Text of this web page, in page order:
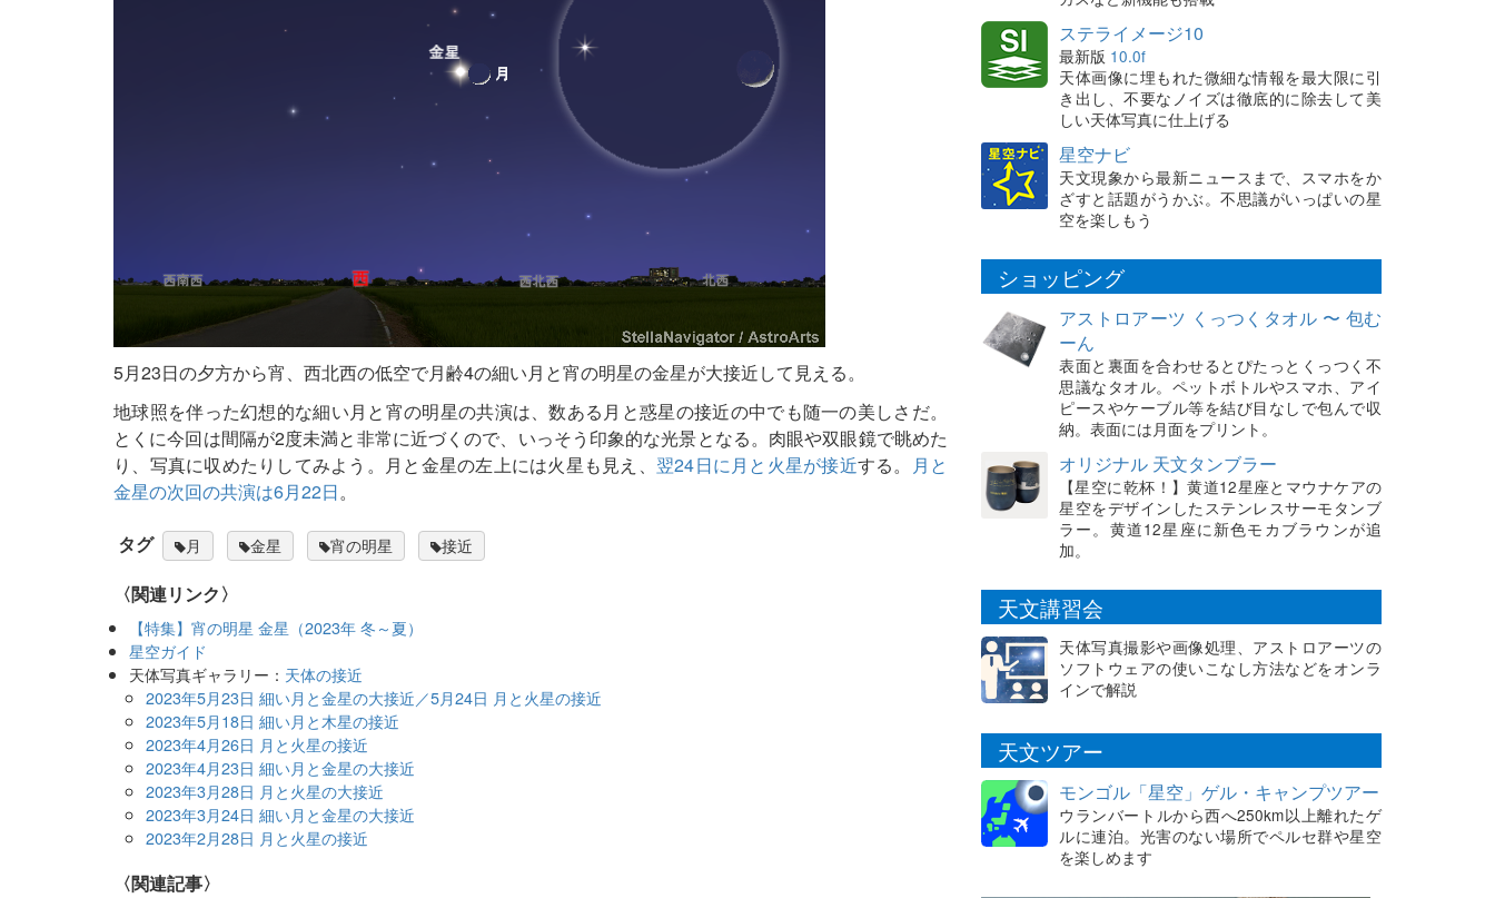
5月23日の夕方から宵、西北西の低空で月齢4の細い月と宵の明星の金星が大接近して見える。
地球照を伴った幻想的な細い月と宵の明星の共演は、数ある月と惑星の接近の中でも随一の美しさだ。
とくに今回は間隔が2度未満と非常に近づくので、いっそう印象的な光景となる。肉眼や双眼鏡で眺めた
り、写真に収めたりしてみよう。月と金星の左上には火星も見え、 翌24日に月と火星が接近する。 月と
金星の次回の共演は6月22日。
タグ 月 金星 宵の明星 接近
〈関連リンク〉
【特集】宵の明星 金星（2023年 冬～夏）
星空ガイド
天体写真ギャラリー： 天体の接近
2023年5月23日 細い月と金星の大接近／5月24日 月と火星の接近
2023年5月18日 細い月と木星の接近
2023年4月26日 月と火星の接近
2023年4月23日 細い月と金星の大接近
2023年3月28日 月と火星の大接近
2023年3月24日 細い月と金星の大接近
2023年2月28日 月と火星の接近
関連記事
ステライメージ10
最新版 10.0f
天体画像に埋もれた微細な情報を最大限に引
き出し、不要なノイズは徹底的に除去して美
しい天体写真に仕上げる
星空ナビ
天文現象から最新ニュースまで、スマホをか
ざすと話題がうかぶ。不思議がいっぱいの星
空を楽しもう
ショッピング
アストロアーツ くっつくタオル 〜 包む
ーん
表面と裏面を合わせるとぴたっとくっつく不
思議なタオル。ペットボトルやスマホ、アイ
ピースやケーブル等を結び目なしで包んで収
納。表面には月面をプリント。
オリジナル 天文タンブラー
【星空に乾杯！】黄道12星座とマウナケアの
星空をデザインしたステンレスサーモタンブ
ラー。黄道12星座に新色モカブラウンが追
加。
天文講習会
天体写真撮影や画像処理、アストロアーツの
ソフトウェアの使いこなし方法などをオンラ
インで解説
天文ツアー
モンゴル「星空」ゲル・キャンプツアー
ウランバートルから西へ250km以上離れたゲ
ルに連泊。光害のない場所でペルセ群や星空
を楽しめます